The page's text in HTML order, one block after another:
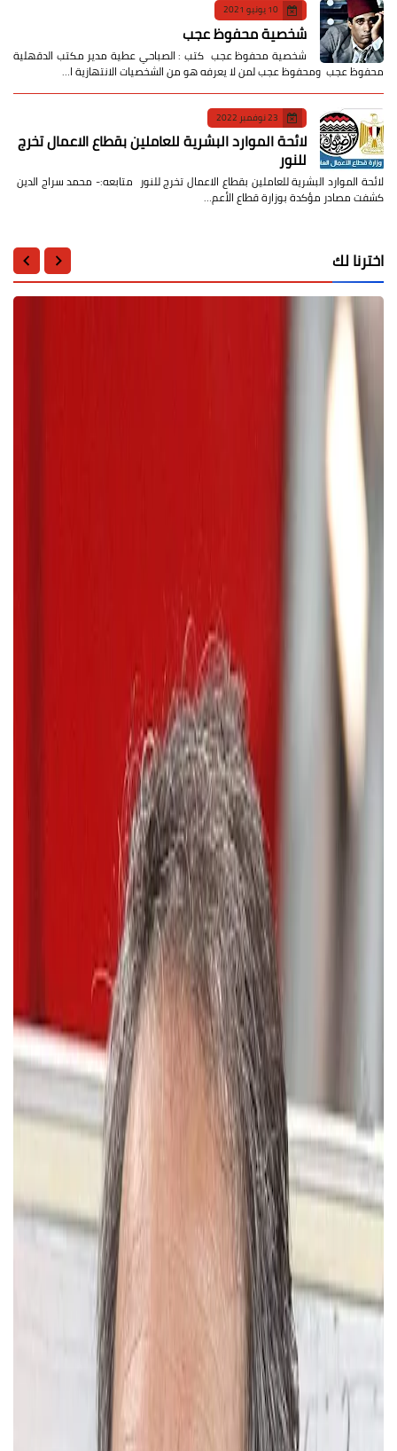
10 يونيو 2021
شخصية محفوظ عجب
شخصية محفوظ عجب كتب : الصباحي عطية مدير مكتب الدقهلية
محفوظ عجب ومحفوظ عجب لمن لا يعرفه هو من الشخصيات الانتهازية ا…
23 نوفمبر 2022
لائحة الموارد البشرية للعاملين بقطاع الاعمال تخرج
للنور
لائحة الموارد البشرية للعاملين بقطاع الاعمال تخرج للنور متابعه:- محمد سراج الدين
كشفت مصادر مؤكدة بوزارة قطاع الأعم…
اخترنا لك